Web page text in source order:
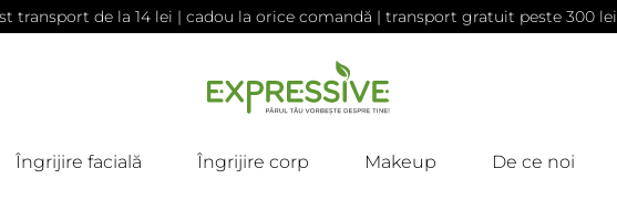
transport de la 14 lei | cadou la orice comandă | transport gratuit peste 300 lei
Îngrijire facială Îngrijire corp Makeup De ce noi